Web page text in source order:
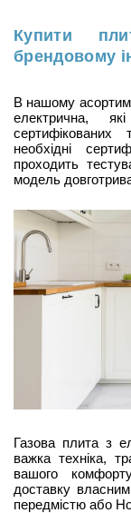
Купити
брендовому
В нашому
електрична,
необхідні
проходить
модель
Газова плита з
важка техніка,
вашого
доставку
передмістю або